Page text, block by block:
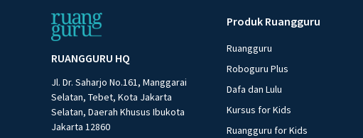
RUANGGURU HQ
Jl. Dr. Saharjo No.161, Manggarai
Selatan, Tebet, Kota Jakarta
Selatan, Daerah Khusus Ibukota
Jakarta 12860
Produk Ruangguru
Ruangguru
Roboguru Plus
Dafa dan Lulu
Kursus for Kids
Ruangguru for Kids